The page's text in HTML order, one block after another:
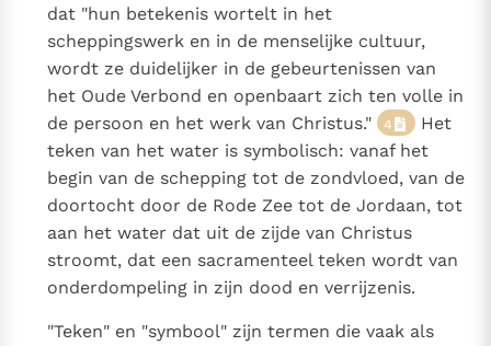
dat "hun betekenis wortelt in het
scheppingswerk en in de menselijke cultuur,
wordt ze duidelijker in de gebeurtenissen van
het Oude Verbond en openbaart zich ten volle in
de persoon en het werk van Christus."
4
Het
teken van het water is symbolisch: vanaf het
begin van de schepping tot de zondvloed, van de
doortocht door de Rode Zee tot de Jordaan, tot
aan het water dat uit de zijde van Christus
stroomt, dat een sacramenteel teken wordt van
onderdompeling in zijn dood en verrijzenis.
"Teken" en "symbool" zijn termen die vaak als